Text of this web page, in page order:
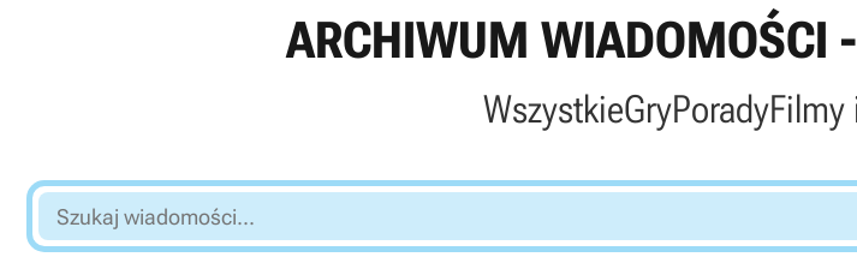
ARCHIWUM WIADOMOŚCI
WszystkieGryPoradyFilmy
Szukaj
wiadomości...